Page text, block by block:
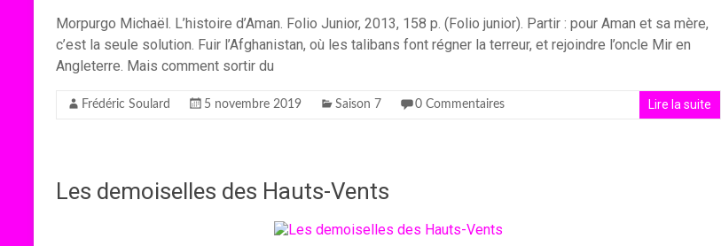
Morpurgo Michaël. L’histoire d’Aman. Folio Junior, 2013, 158 p. (Folio junior). Partir : pour Aman et sa mère,
c’est la seule solution. Fuir l’Afghanistan, où les talibans font régner la terreur, et rejoindre l’oncle Mir en
Angleterre. Mais comment sortir du
Frédéric Soulard 5 novembre 2019 Saison 7 0 Commentaires Lire la suite
Les demoiselles des Hauts-Vents